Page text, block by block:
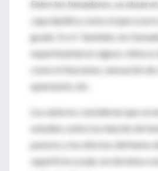
Entre los fumadores, se
capa lipídica como el que
grado 3 o 4. También, los
experimentaron signos clínicos
como irritaciones, sensación de
quemazón, etc.
Los autores consideran que se
estudios sobre la relación de
pasivos y los efectos del humo
superficie ocular, en términos